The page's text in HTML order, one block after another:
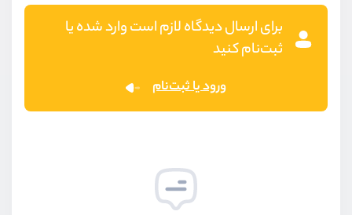
برای ارسال دیدگاه لازم است وارد شده یا
ثبت‌نام کنید
ورود یا ثبت‌نام